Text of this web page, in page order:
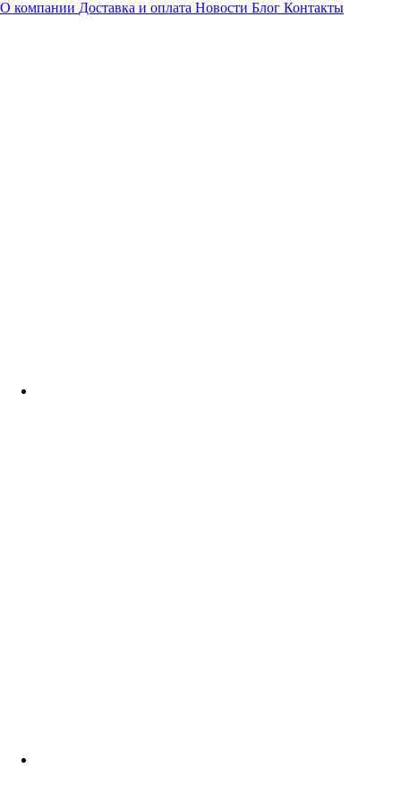
О компании Доставка и оплата Новости Блог Контакты